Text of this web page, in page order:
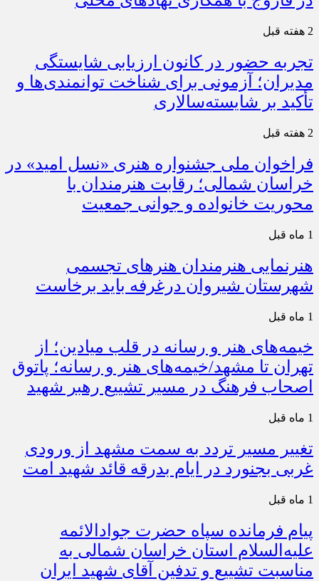
2 هفته قبل
تجربه حضور در کانون ارزیابی شایستگی
مدیران؛ آزمونی برای شناخت توانمندی‌ها و
تأکید بر شایسته‌سالاری
2 هفته قبل
فراخوان ملی جشنواره هنری «نسل امید» در
خراسان شمالی؛ رقابت هنرمندان با
محوریت خانواده و جوانی جمعیت
1 ماه قبل
هنرنمایی هنرمندان هنرهای تجسمی
شهرستان شیروان درغرفه باید برخاست
1 ماه قبل
خیمه‌های هنر و رسانه در قلب میادین؛ از
تهران تا مشهد/خیمه‌های هنر و رسانه؛ پاتوق
اصحاب فرهنگ در مسیر تشییع رهبر شهید
1 ماه قبل
تغییر مسیر تردد به سمت مشهد از ورودی
غربی بجنورد در ایام بدرقه قائد شهید امت
1 ماه قبل
پیام فرمانده سپاه حضرت جوادالائمه
علیه‌السلام استان خراسان شمالی به
مناسبت تشییع و تدفین آقای شهید ایران